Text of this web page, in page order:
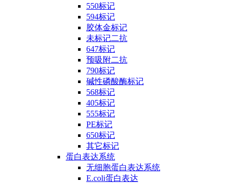
550标记
594标记
胶体金标记
未标记二抗
647标记
预吸附二抗
790标记
碱性磷酸酶标记
568标记
405标记
555标记
PE标记
650标记
其它标记
蛋白表达系统
无细胞蛋白表达系统
E.coli蛋白表达